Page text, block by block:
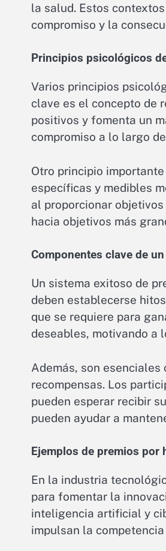
la salud. Estos
compromiso y la
Principios psicológicos
Varios principios
clave es el concepto de
positivos y fomenta un
compromiso a lo largo
Otro principio
específicas y medibles
al proporcionar
hacia objetivos más
Componentes clave de
Un sistema exitoso de
deben establecerse
que se requiere para
deseables, motivando a
Además, son
recompensas. Los
pueden esperar recibir
pueden ayudar a
Ejemplos de premios
En la industria
para fomentar la
inteligencia artificial y
impulsan la